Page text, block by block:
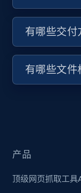
UPC
URL, Product
Rating,
有哪些交付
有哪些文件
产品
顶级网页抓取工具